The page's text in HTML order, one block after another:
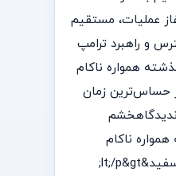
عملیات، مستقیم
و راهبرد ترامپ
سست نشده است. او آمده که کار را تمام کند، زیرا اقدام‌های نصفه‌نیمه علیه رژیم حاکم بر ایران، طی ۴۷ ساله گذشته همواره ناکام
حساس‌ترین زمان
زیرا اقدام‌های نصفه‌نیمه علیه رژیم حاکم بر ایران، طی ۴۷ ساله گذشته همواره ناکام
مانده‌اندلن خودورکوفسکیسه شنبه, مارس 24, 2026 - 15:45 &lt;p dir=&quot;rtl&quot;&gt;دونالد ترامپ، رئیس‌جمهوری آمریکا‌ــ&amp;nbsp;عکس از وب‌سایت کاخ سفید&lt;/p&gt;